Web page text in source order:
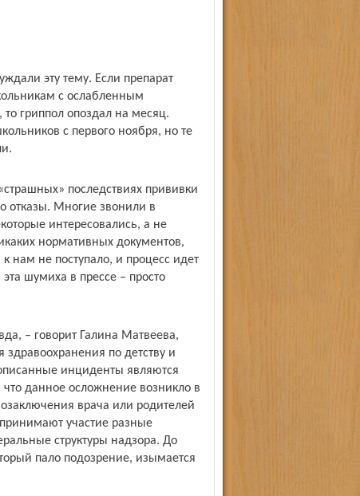
эту тему. Если препарат
с ослабленным
гриппол опоздал на месяц.
с первого ноября, но те
последствиях прививки
отказы. Многие звонили в
интересовались, а не
нормативных документов,
нам не поступало, и процесс идет
шумиха в прессе – просто
– говорит Галина Матвеева,
здравоохранения по детству и
инциденты являются
что данное осложнение возникло в
врача или родителей
участие разные
структуры надзора. До
пало подозрение, изымается